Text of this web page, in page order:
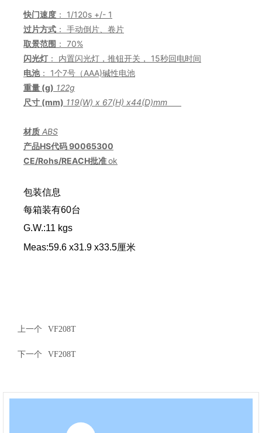
快门速度 ： 1/120s +/- 1
过片方式 ： 手动倒片、卷片
取景范围 ： 70%
闪光灯 ： 内置闪光灯，推钮开关， 15秒回电时间
电池： 1个7号（AAA)碱性电池
重量 (g) 122g
尺寸 (mm) 119(W) x 67(H) x44(D)mm
材质 ABS
产品HS代码90065300
CE/Rohs/REACH批准ok
包装信息
每箱装有60台
G.W.:11 kgs
Meas:59.6 x31.9 x33.5厘米
上一个 VF208T
下一个 VF208T